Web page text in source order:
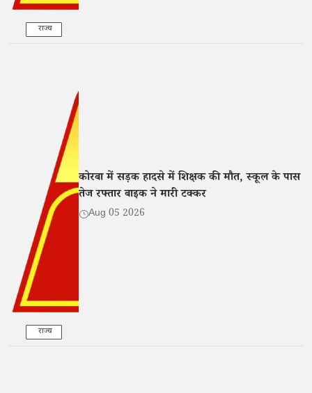
राज्य
राज्य
कोरबा में सड़क हादसे में शिक्षक की मौत, स्कूल के पास
तेज रफ्तार बाइक ने मारी टक्कर
Aug 05 2026